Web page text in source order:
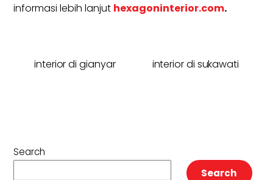
informasi lebih lanjut hexagoninterior.com.
interior di gianyar interior di sukawati
Search
Search